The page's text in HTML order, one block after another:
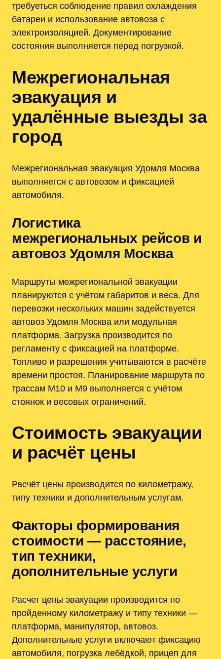
требуеться соблюдение правил охлаждения
батареи и использование автовоза с
электроизоляцией. Документирование
состояния выполняется перед погрузкой.
Межрегиональная
эвакуация и
удалённые выезды за
город
Межрегиональная эвакуация Удомля Москва
выполняется с автовозом и фиксацией
автомобиля.
Логистика
межрегиональных рейсов и
автовоз Удомля Москва
Маршруты межрегиональной эвакуации
планируются с учётом габаритов и веса. Для
перевозки нескольких машин задействуется
автовоз Удомля Москва или модульная
платформа. Загрузка производится по
регламенту с фиксацией на платформе.
Топливо и разрешения учитываются в расчёте
времени простоя. Планирование маршрута по
трассам М10 и М9 выполняется с учётом
стоянок и весовых ограничений.
Стоимость эвакуации
и расчёт цены
Расчёт цены производится по километражу,
типу техники и дополнительным услугам.
Факторы формирования
стоимости — расстояние,
тип техники,
дополнительные услуги
Расчет цены эвакуации производится по
пройденному километражу и типу техники —
платформа, манипулятор, автовоз.
Дополнительные услуги включают фиксацию
автомобиля, погрузка лебёдкой, прицеп для